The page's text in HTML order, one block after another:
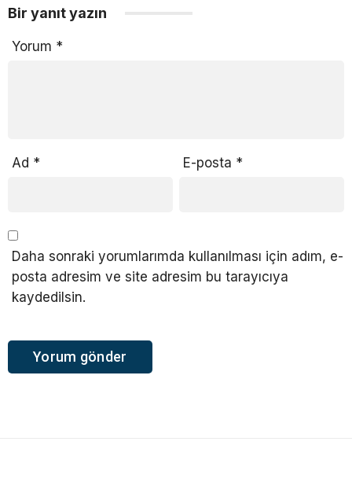
Bir yanıt yazın
Yorum *
Ad * E-posta *
Daha sonraki yorumlarımda kullanılması için adım, e-
posta adresim ve site adresim bu tarayıcıya
kaydedilsin.